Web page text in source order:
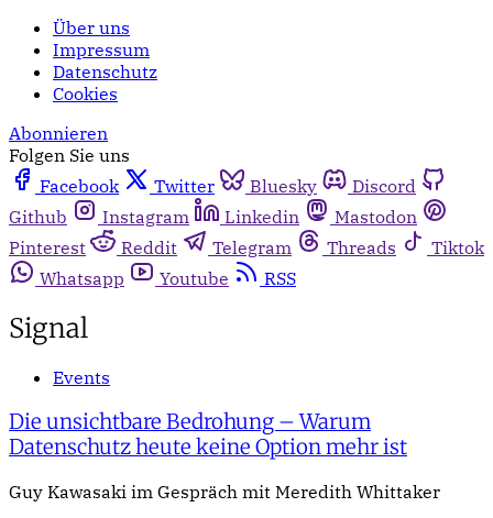
Über uns
Impressum
Datenschutz
Cookies
Abonnieren
Folgen Sie uns
Facebook
Twitter Bluesky
Discord
Github
Instagram Linkedin
Mastodon
Pinterest
Reddit Telegram Threads
Tiktok
Whatsapp
Youtube RSS
Signal
Events
Die unsichtbare Bedrohung – Warum
Datenschutz heute keine Option mehr ist
Guy Kawasaki im Gespräch mit Meredith Whittaker